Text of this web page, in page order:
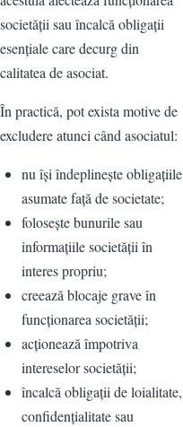
societății sau încalcă obligații
esențiale care decurg din
calitatea de asociat.
În practică, pot exista motive de
excludere atunci când asociatul:
nu își îndeplinește obligațiile
asumate față de societate;
folosește bunurile sau
informațiile societății în
interes propriu;
creează blocaje grave în
funcționarea societății;
acționează împotriva
intereselor societății;
încalcă obligații de loialitate,
confidențialitate sau